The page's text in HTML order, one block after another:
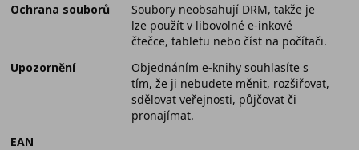
Ochrana souborů
Soubory neobsahují DRM, takže je
lze použít v libovolné e-inkové
čtečce, tabletu nebo číst na počítači.
Upozornění
Objednáním e-knihy souhlasíte s
tím, že ji nebudete měnit, rozšiřovat,
sdělovat veřejnosti, půjčovat či
pronajímat.
EAN